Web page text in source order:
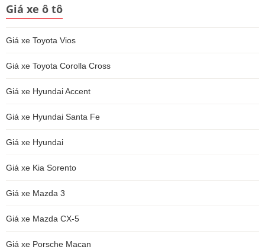
Giá xe ô tô
Giá xe Toyota Vios
Giá xe Toyota Corolla Cross
Giá xe Hyundai Accent
Giá xe Hyundai Santa Fe
Giá xe Hyundai
Giá xe Kia Sorento
Giá xe Mazda 3
Giá xe Mazda CX-5
Giá xe Porsche Macan